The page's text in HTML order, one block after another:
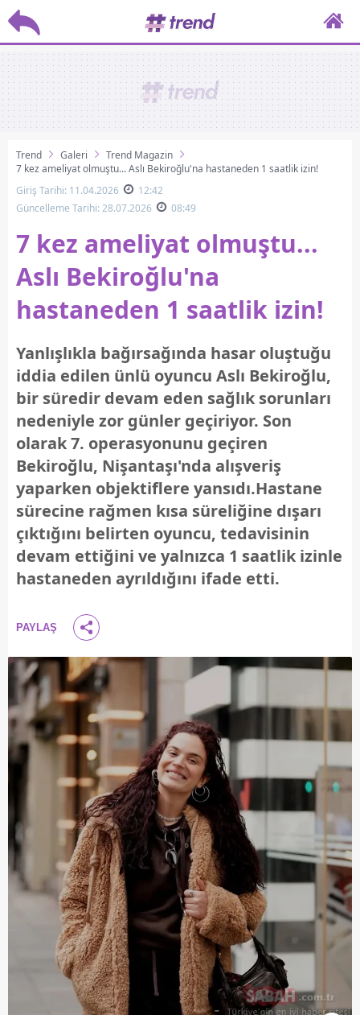
Trend Galeri
Trend Magazin
7 kez ameliyat olmuştu... Aslı Bekiroğlu'na hastaneden 1 saatlik izin!
Giriş Tarihi: 11.04.2026
12:42
Güncelleme Tarihi: 28.07.2026
08:49
7 kez ameliyat olmuştu...
Aslı Bekiroğlu'na
hastaneden 1 saatlik izin!
Yanlışlıkla bağırsağında hasar oluştuğu
iddia edilen ünlü oyuncu Aslı Bekiroğlu,
bir süredir devam eden sağlık sorunları
nedeniyle zor günler geçiriyor. Son
olarak 7. operasyonunu geçiren
Bekiroğlu, Nişantaşı'nda alışveriş
yaparken objektiflere yansıdı.Hastane
sürecine rağmen kısa süreliğine dışarı
çıktığını belirten oyuncu, tedavisinin
devam ettiğini ve yalnızca 1 saatlik izinle
hastaneden ayrıldığını ifade etti.
PAYLAŞ